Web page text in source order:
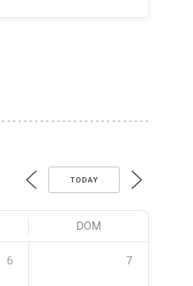
TODAY
DOM
6 7